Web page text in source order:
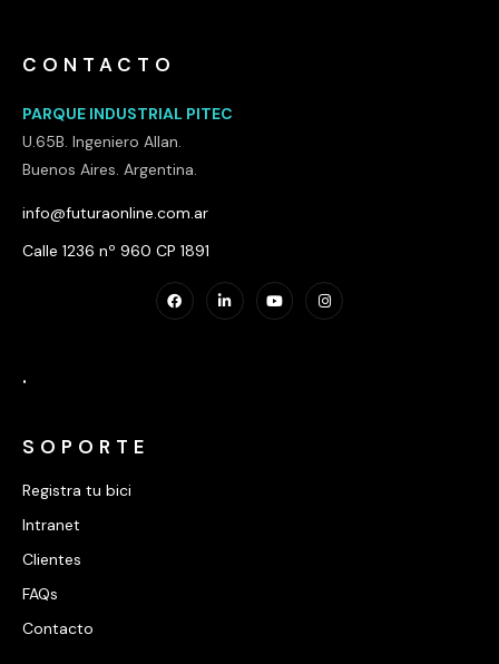
CONTACTO
PARQUE INDUSTRIAL PITEC
U.65B. Ingeniero Allan.
Buenos Aires. Argentina.
info@futuraonline.com.ar
Calle 1236 nº 960 CP 1891
.
SOPORTE
Registra tu bici
Intranet
Clientes
FAQs
Contacto